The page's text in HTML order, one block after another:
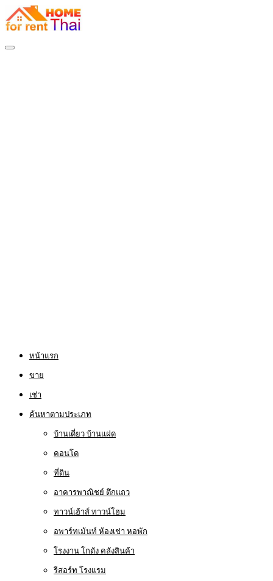
หน้าแรก
ขาย
เช่า
ค้นหาตามประเภท
บ้านเดี่ยว บ้านแฝด
คอนโด
ที่ดิน
อาคารพาณิชย์ ตึกแถว
ทาวน์เฮ้าส์ ทาวน์โฮม
อพาร์ทเม้นท์ ห้องเช่า หอพัก
โรงงาน โกดัง คลังสินค้า
รีสอร์ท โรงแรม